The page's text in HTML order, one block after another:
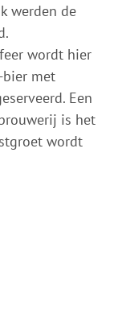
werden de
wordt hier
bier met
Een
is het
wordt